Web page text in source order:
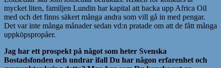
mycket liten, familjen Lundin har kapital att backa upp Africa Oil
med och det finns säkert många andra som vill gå in med pengar.
Det var inte många månader sedan vd:n pratade om att de fått många
uppköpspropåer.
Jag har ett prospekt på något som heter Svenska
Bostadsfonden och undrar ifall Du har någon erfarenhet och